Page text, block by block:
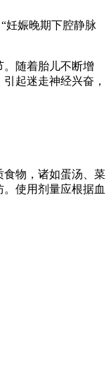
妊娠晚期下腔静脉
随着胎儿不断增
起迷走神经兴奋，
物，诸如蛋汤、菜
使用剂量应根据血